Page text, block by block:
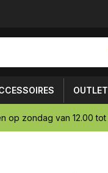
OUTLET
op zondag van 12.00 tot